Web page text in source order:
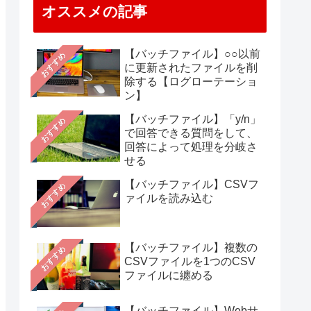
オススメの記事
おすすめ
【バッチファイル】○○以前
に更新されたファイルを削
除する【ログローテーショ
ン】
おすすめ
【バッチファイル】「y/n」
で回答できる質問をして、
回答によって処理を分岐さ
せる
おすすめ
【バッチファイル】CSVフ
ァイルを読み込む
おすすめ
【バッチファイル】複数の
CSVファイルを1つのCSV
ファイルに纏める